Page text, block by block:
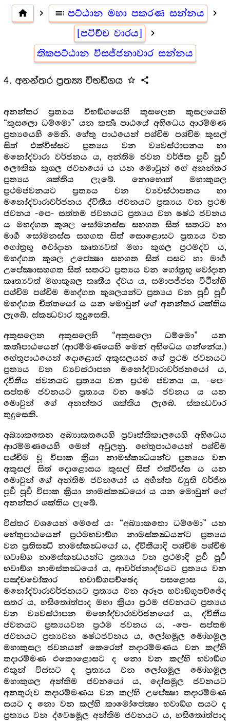
home navigate_next toc පට්ඨාන මහා පකරණ සන්නය navigate_next
[පටිච්ච වාරය] navigate_next
තිකපට්ඨාන විසජ්ජනාවාර සන්නය
4. අනන්තර ප්‍රත්‍ය්‍ය විභඞ්ගය star_outline share
අනන්තර ප්‍රත්‍යය විභඞ්ගයෙහි කුසලෙන කුසලයෙහි
“කුසලො ධම්මො” යන කර්‍තෘ පාඨයේ අභිධෙය ආරම්මණ
ප්‍රත්‍යයෙහි මෙනි. හේතු පාඨයෙන් පශ්චිම පශ්චිම කුසල්
සිත් එක්විස්සට ප්‍රත්‍යය වන ව්‍යවස්ථාපනය හා
මනෝද්වාරා වර්ජනය ය, අන්තිම ජවන වර්ජිත පූර්‍ව පූර්‍ව
ලෞකික කුශල ජවනයෝ ය යන මොවුන් ගේ අනන්තර
ප්‍රත්‍යය ශක්තිය ලැබේ. නොහොත් මහාකුශල
ප්‍රථමජවනයට ප්‍රත්‍යය වන ව්‍යවස්ථාපනය හා
මනෝද්වාරාවර්ජනය ද්විතීය ජවනයට ප්‍රත්‍යය වන ප්‍රථම
ජවනය -පෙ- සත්තම ජවනයට ප්‍රත්‍යය වන ෂෂ්ඨ ජවනය
ය මහද්ගත කුශල සෝමනස්ස සහගත සිත් සතරට හා
මාර්‍ග සෝමනස්ස සහගත සිත් සොළොසට ප්‍රත්‍යය වන
ගෝත්‍රභූ වෝදාන කෘත්‍යවත් මහා කුශල ප්‍රථමද්ව ය,
මහද්ගත කුශල උපේක්‍ෂා සහගත සිත් පසට හා මාර්‍ග
උපේක්‍ෂාසහගත සිත් සතරට ප්‍රත්‍යය වන ගෝත්‍රභූ වෝදාන
කෘත්‍යවත් මහාකුශල තෘතීය ද්වය ය, සමාපජ්ජන වීථීන්හි
පශ්චිම පශ්චිම මහද්ගත කුශලයන්ට ප්‍රත්‍යය වන පූර්‍ව පූර්‍ව
මහද්ගත චිත්තයෝ ය යන මොවුන් ගේ අනන්තර ශක්තිය
ලැබේ. ස්කන්‍ධවාර තුදුසෙකි.
අකුසලෙන අකුසලෙහි “අකුසලො ධම්මො” යන
කර්‍තෘපාඨයෙන් (ආරම්මණයෙහි මෙන් අභිධෙය ගන්නේය.)
හේතුපාඨයෙන් දොළොස් අකුසලයන් ගේ ප්‍රථම ජවනයට
ප්‍රත්‍යය වන ව්‍යවස්ථාපන මනෝද්වාරාවර්ජනයෝ ය,
ද්විතීය ජවනයට ප්‍රත්‍යය වන ප්‍රථම ජවනය ය, -පෙ-
සප්තම ජවනයට ප්‍රත්‍යය වන ෂෂ්ඨ ජවනය ය යන
මොවුන් ගේ අනන්තර ශක්තිය ලැබේ. ස්කන්‍ධවාර
තුදුසෙකි.
අබ්‍යාකතෙන අබ්‍යාකතයෙහි ප්‍රවෘත්තිකාලයෙහි අභිධෙය
ආරම්මණයෙහි මෙන් අවුලනු. හේතුපාඨයෙන් පශ්චිම
පශ්චිම වූ විපාක ක්‍රියා නාමස්කන්‍ධයන්ට ප්‍රත්‍යය වන
අකුසල් සිත් දොළොසය කුසල් සිත් එක්විස්ස ය යන
මොවුන් ගේ අන්තිම ජවනයෝ ය අර්‍හන්ත ච්‍යුති වර්ජිත
පූර්‍ව පූර්‍ව විපාක ක්‍රියා නාමස්කන්‍ධයෝ ය යන මොවුන් ගේ
අනන්තර ශක්තිය ලැබේ.
විස්තර වශයෙන් මෙසේ ය: “අබ්‍යාකතො ධම්මො” යන
හේතුපාඨයෙන් ප්‍රථමභවාඞ්ග නාමස්කන්‍ධයන්ට ප්‍රත්‍යය
වන ප්‍රතිසන්‍ධි නාමස්කන්‍ධයෝ ය, ද්විතීයාදි පශ්චිම පශ්චිම
භවාඞ්ග නාමස්කන්‍ධයන්ට ප්‍රත්‍යය වන ප්‍රථමාදි පූර්‍ව පූර්‍ව
භවාඞ්ග නාමස්කන්‍ධයෝ ය, ආවර්ජනාද්වයට ප්‍රත්‍යය වන
පඤ්චවෝකාර භවාඞ්ගපච්ඡෙද පසළොස ය,
මනෝද්වාරාවර්ජනයට ප්‍රත්‍යය වන අරූප භවාඞ්ගුපච්ඡේද
සතර ය, හසිතෝත්පාද මහා ක්‍රියා ප්‍රථම ජවනයට ප්‍රත්‍යය
වන ව්‍යවස්ථාපන මනෝද්වාරාවර්ජනයෝ ය, ද්විතීය
ජවනයට ප්‍රත්‍යයවන ප්‍රථම ජවනය ය, -පෙ- සප්තම
ජවනයට ප්‍රත්‍යවන ෂෂ්ඨජවනය ය, ලෝභමූල මෝහමූල
මහාකුසල ජවනයන් කෙරෙන් තදාරම්මණය වන කල්හි
තදාරම්මණ එකොළොසට ද නො වන කල්හි භවාඞ්ග
එකුන් විස්සට ද ප්‍රත්‍යය වන ලෝභමූල මෝහමූල
මහාකුශල අන්තිම ජවනයෝ ය, දෝසමූල ජවනයට
අනතුරුව තදාරම්මණය වන කල්හි උපේක්‍ෂා තදාරම්මණ
සයට ද නො වන කල්හි කාමෝපේක්‍ෂා භවාඞ්ග සයට ද
ප්‍රත්‍යය වන ද්වෙෂමූල අන්තිම ජවනයට ය, හසිතෝත්පාද